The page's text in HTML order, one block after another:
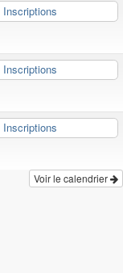
Inscriptions
Inscriptions
Inscriptions
Voir le calendrier